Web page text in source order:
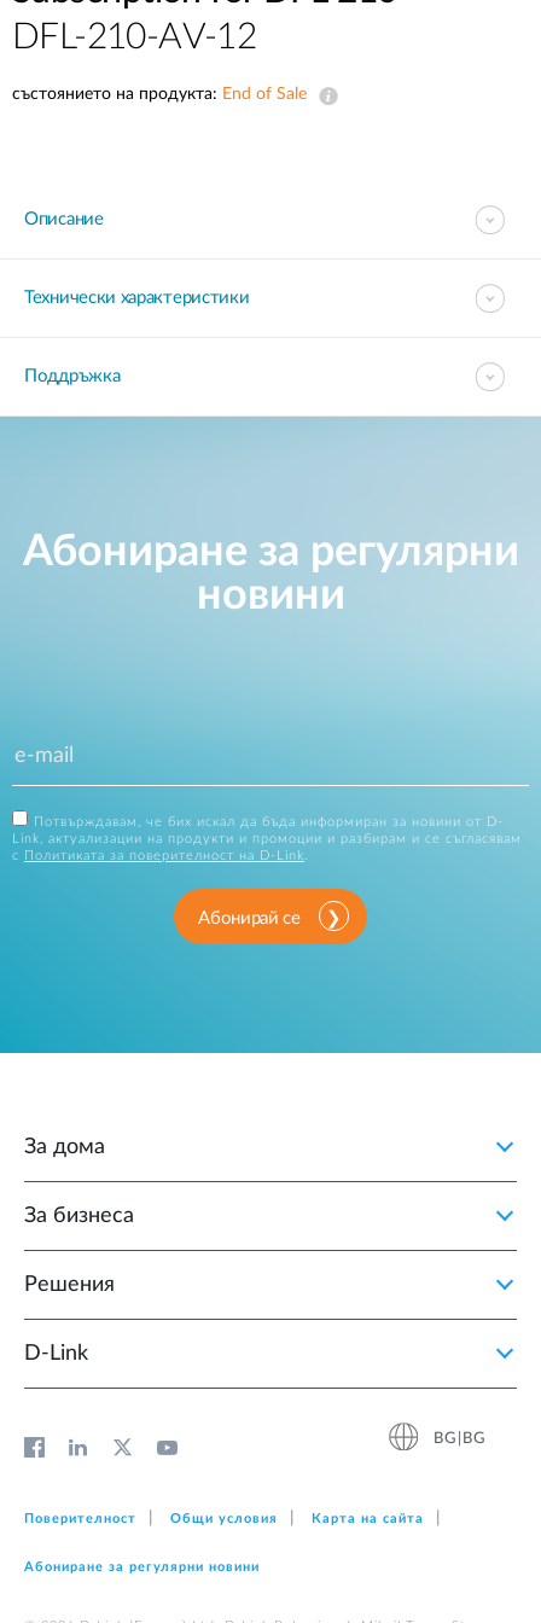
DFL-210-AV-12
състоянието на продукта: End of Sale
Описание
Технически характеристики
Поддръжка
Абониране за регулярни
новини
Потвърждавам, че бих искал да бъда информиран за новини от D-
Link, актуализации на продукти и промоции и разбирам и се съгласявам
с
Политиката за поверителност на D-Link
Абонирай се
За дома
За бизнеса
Решения
D‑Link
BG|BG
Поверителност Общи условия Карта на сайта
Абониране за регулярни новини